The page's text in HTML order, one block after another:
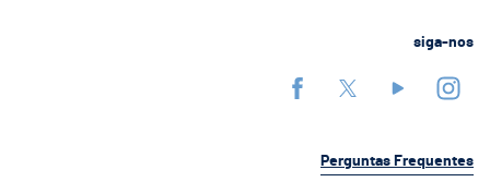
siga-nos
Perguntas Frequentes